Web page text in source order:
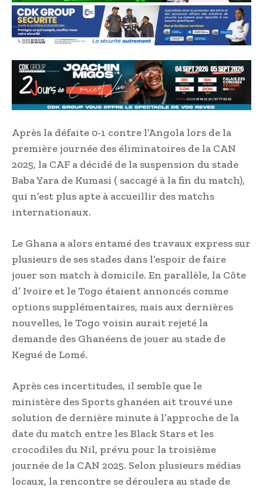
Après la défaite 0-1 contre l’Angola lors de la
première journée des éliminatoires de la CAN
2025, la CAF a décidé de la suspension du stade
Baba Yara de Kumasi ( saccagé à la fin du match),
qui n’est plus apte à accueillir des matchs
internationaux.
Le Ghana a alors entamé des travaux express sur
plusieurs de ses stades dans l’espoir de faire
jouer son match à domicile. En parallèle, la Côte
d’ Ivoire et le Togo étaient annoncés comme
options supplémentaires, mais aux dernières
nouvelles, le Togo voisin aurait rejeté la
demande des Ghanéens de jouer au stade de
Kegué de Lomé.
Après ces incertitudes, il semble que le
ministère des Sports ghanéen ait trouvé une
solution de dernière minute à l’approche de la
date du match entre les Black Stars et les
crocodiles du Nil, prévu pour la troisième
journée de la CAN 2025. Selon plusieurs médias
locaux, la rencontre se déroulera au stade de